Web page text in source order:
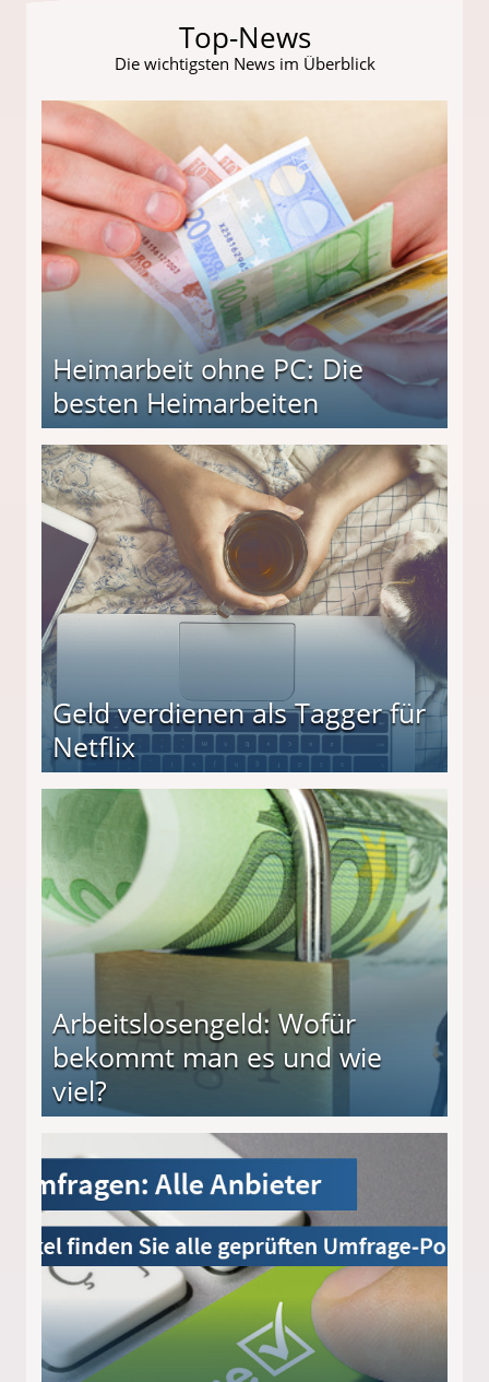
Top-News
Die wichtigsten News im Überblick
Heimarbeit ohne PC: Die
besten Heimarbeiten
Geld verdienen als Tagger für
Netflix
Arbeitslosengeld: Wofür
bekommt man es und wie
viel?
und wie viel?